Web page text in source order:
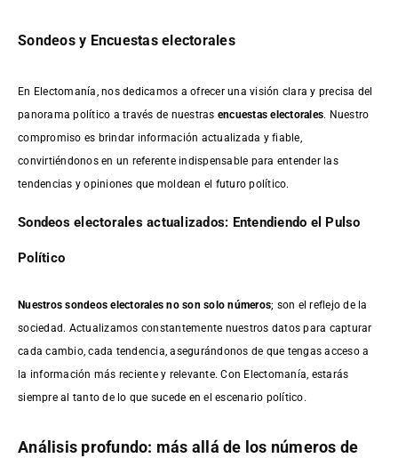
Sondeos y Encuestas electorales
En Electomanía, nos dedicamos a ofrecer una visión clara y precisa del
panorama político a través de nuestras encuestas electorales. Nuestro
compromiso es brindar información actualizada y fiable,
convirtiéndonos en un referente indispensable para entender las
tendencias y opiniones que moldean el futuro político.
Sondeos electorales actualizados: Entendiendo el Pulso
Político
Nuestros sondeos electorales no son solo números; son el reflejo de la
sociedad. Actualizamos constantemente nuestros datos para capturar
cada cambio, cada tendencia, asegurándonos de que tengas acceso a
la información más reciente y relevante. Con Electomanía, estarás
siempre al tanto de lo que sucede en el escenario político.
Análisis profundo: más allá de los números de